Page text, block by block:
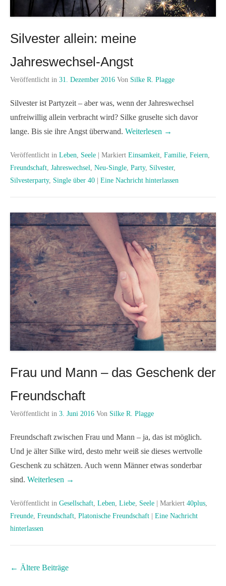
Silvester allein: meine
Jahreswechsel-Angst
Veröffentlicht in 31. Dezember 2016 Von Silke R. Plagge
Silvester ist Partyzeit – aber was, wenn der Jahreswechsel
unfreiwillig allein verbracht wird? Silke gruselte sich davor
lange. Bis sie ihre Angst überwand. Weiterlesen →
Veröffentlicht in Leben Seele Markiert Einsamkeit Familie Feiern
Freundschaft Jahreswechsel Neu-Single Party, Silvester,
Silvesterparty, Single über 40 Eine Nachricht hinterlassen
Frau und Mann – das Geschenk der
Freundschaft
Veröffentlicht in 3. Juni 2016 Von Silke R. Plagge
Freundschaft zwischen Frau und Mann – ja, das ist möglich.
Und je älter Silke wird, desto mehr weiß sie dieses wertvolle
Geschenk zu schätzen. Auch wenn Männer etwas sonderbar
sind. Weiterlesen →
Veröffentlicht in Gesellschaft Leben Liebe Seele Markiert 40plus
Freunde Freundschaft Platonische Freundschaft
Eine Nachricht
hinterlassen
Beitrags
← Ältere Beiträge